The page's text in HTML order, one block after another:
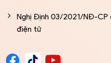
Nghị Định 03/2021/NĐ-CP
điện tử